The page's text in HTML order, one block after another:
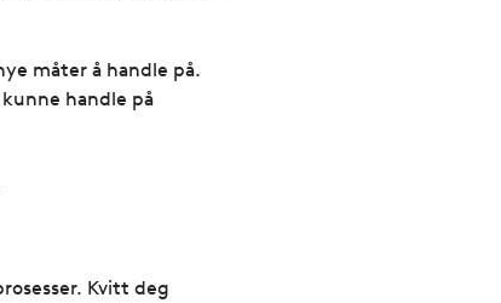
måter å handle på.
handle på
Kvitt deg